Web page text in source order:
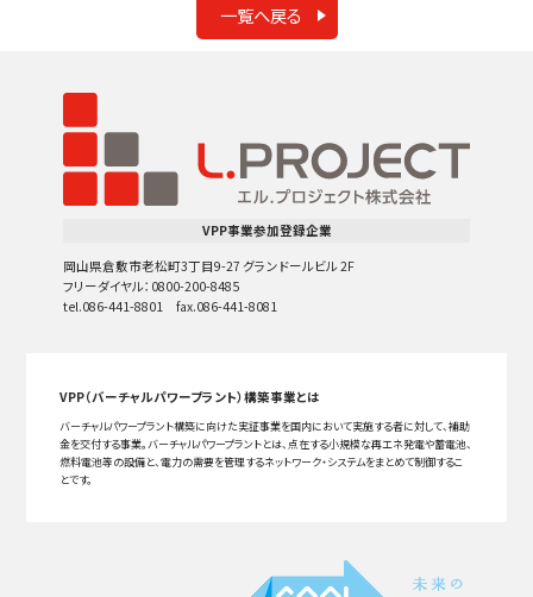
一覧へ戻る
VPP事業参加登録企業
岡山県倉敷市老松町3丁目9-27 グランドールビル 2F
フリーダイヤル：0800-200-8485
tel.086-441-8801 fax.086-441-8081
VPP（バーチャルパワープラント）構築事業とは
バーチャルパワープラント構築に向けた実証事業を国内において実施する者に対して、補助
金を交付する事業。バーチャルパワープラントとは、点在する小規模な再エネ発電や蓄電池、
燃料電池等の設備と、電力の需要を管理するネットワーク・システムをまとめて制御するこ
とです。